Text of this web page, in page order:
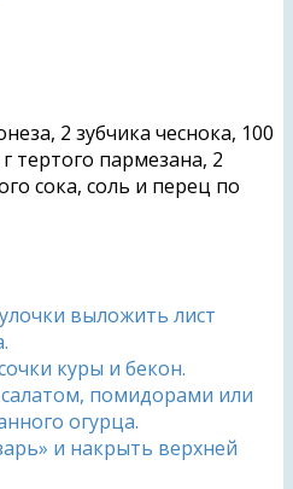
2 зубчика чеснока, 100
тертого пармезана, 2
сока, соль и перец по
выложить лист
куры и бекон.
помидорами или
огурца.
и накрыть верхней